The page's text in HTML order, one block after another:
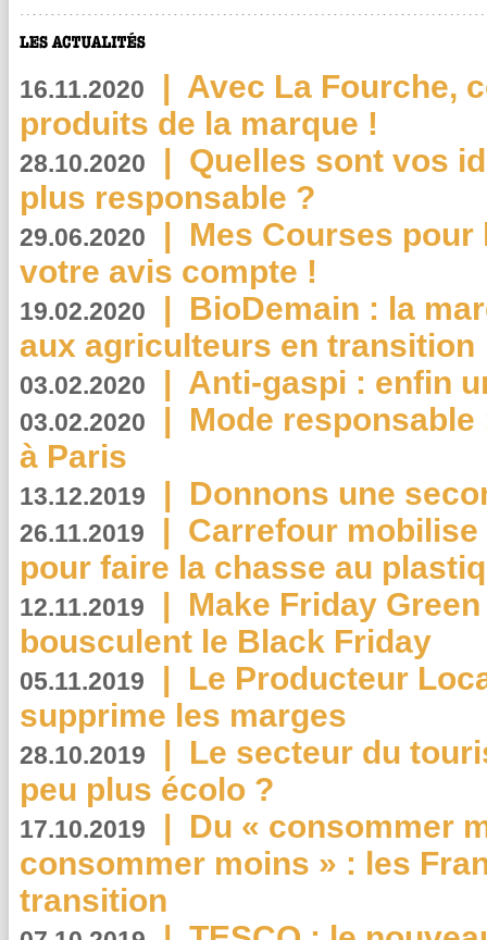
16.11.2020 | Avec La Fourche,
produits de la marque !
28.10.2020 | Quelles sont vos
plus responsable ?
29.06.2020 | Mes Courses pour
votre avis compte !
19.02.2020 | BioDemain : la
aux agriculteurs en transition
03.02.2020 | Anti-gaspi : enfin
03.02.2020 | Mode
à Paris
13.12.2019 | Donnons une
26.11.2019 | Carrefour
pour faire la chasse au
12.11.2019 | Make Friday
bousculent le Black Friday
05.11.2019 | Le Producteur
supprime les marges
28.10.2019 | Le secteur du
peu plus écolo ?
17.10.2019 | Du « consommer
consommer moins » : les
transition